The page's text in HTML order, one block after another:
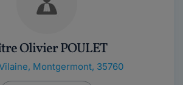
Olivier POULET
, Montgermont, 35760